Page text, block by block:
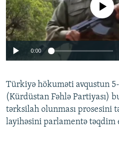
Auto 240p
720p
No media source
0:00
Türkiyə hökuməti avqustun
(Kürdüstan Fəhlə Partiyası)
tərksilah olunması prosesini
layihəsini parlamentə təqdim